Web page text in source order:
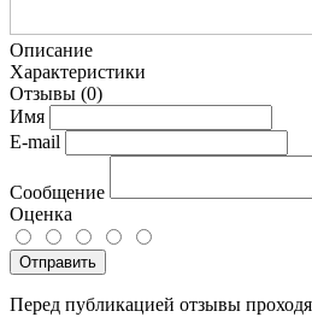
Описание
Характеристики
Отзывы (0)
Имя
E-mail
Сообщение
Оценка
Отправить
Перед публикацией отзывы